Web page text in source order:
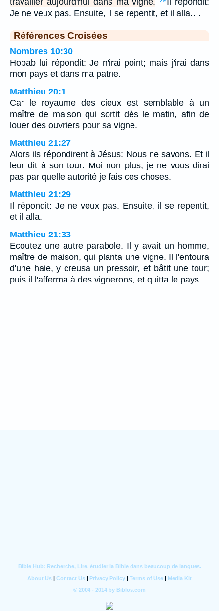
Je ne veux pas. Ensuite, il se repentit, et il alla.…
Références Croisées
Nombres 10:30
Hobab lui répondit: Je n'irai point; mais j'irai dans
mon pays et dans ma patrie.
Matthieu 20:1
Car le royaume des cieux est semblable à un
maître de maison qui sortit dès le matin, afin de
louer des ouvriers pour sa vigne.
Matthieu 21:27
Alors ils répondirent à Jésus: Nous ne savons. Et il
leur dit à son tour: Moi non plus, je ne vous dirai
pas par quelle autorité je fais ces choses.
Matthieu 21:29
Il répondit: Je ne veux pas. Ensuite, il se repentit,
et il alla.
Matthieu 21:33
Ecoutez une autre parabole. Il y avait un homme,
maître de maison, qui planta une vigne. Il l'entoura
d'une haie, y creusa un pressoir, et bâtit une tour;
puis il l'afferma à des vignerons, et quitta le pays.